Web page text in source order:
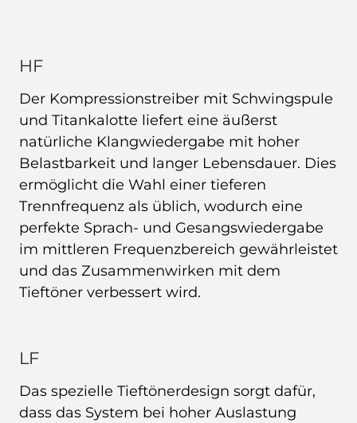
HF
Der Kompressionstreiber mit Schwingspule
und Titankalotte liefert eine äußerst
natürliche Klangwiedergabe mit hoher
Belastbarkeit und langer Lebensdauer. Dies
ermöglicht die Wahl einer tieferen
Trennfrequenz als üblich, wodurch eine
perfekte Sprach- und Gesangswiedergabe
im mittleren Frequenzbereich gewährleistet
und das Zusammenwirken mit dem
Tieftöner verbessert wird.
LF
Das spezielle Tieftönerdesign sorgt dafür,
dass das System bei hoher Auslastung